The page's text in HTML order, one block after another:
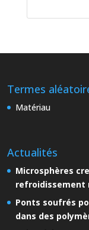
Termes
Matériau
Actualités
Microsphères
Ponts soufrés
dans des